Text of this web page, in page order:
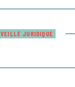
VEILLE JURIDIQUE